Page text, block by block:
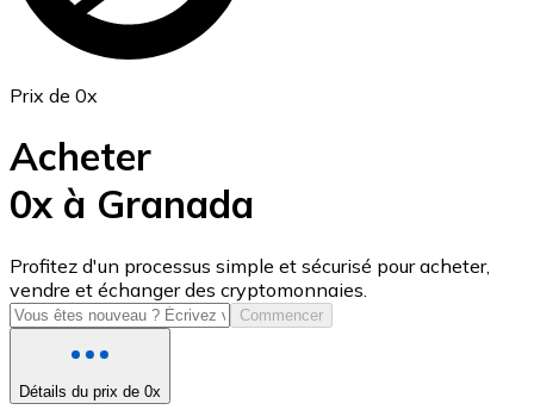
USD Coin
USDC
Prix de 0x
Acheter
0x à Granada
Profitez d'un processus simple et sécurisé pour acheter,
vendre et échanger des cryptomonnaies.
Commencer
Détails du prix de 0x